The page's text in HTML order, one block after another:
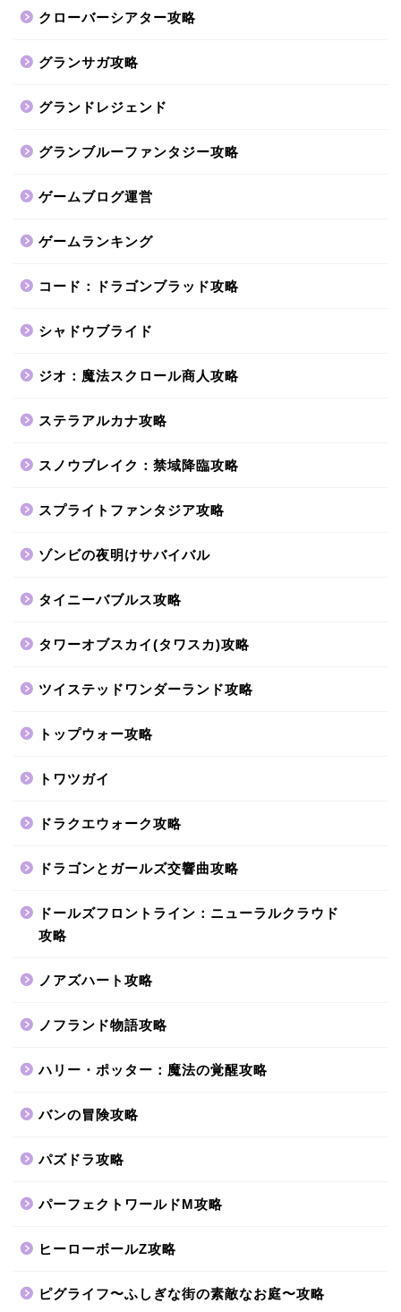
クローバーシアター攻略
グランサガ攻略
グランドレジェンド
グランブルーファンタジー攻略
ゲームブログ運営
ゲームランキング
コード：ドラゴンブラッド攻略
シャドウブライド
ジオ：魔法スクロール商人攻略
ステラアルカナ攻略
スノウブレイク：禁域降臨攻略
スプライトファンタジア攻略
ゾンビの夜明けサバイバル
タイニーバブルス攻略
タワーオブスカイ(タワスカ)攻略
ツイステッドワンダーランド攻略
トップウォー攻略
トワツガイ
ドラクエウォーク攻略
ドラゴンとガールズ交響曲攻略
ドールズフロントライン：ニューラルクラウド
攻略
ノアズハート攻略
ノフランド物語攻略
ハリー・ポッター：魔法の覚醒攻略
バンの冒険攻略
パズドラ攻略
パーフェクトワールドM攻略
ヒーローボールZ攻略
ピグライフ〜ふしぎな街の素敵なお庭〜攻略